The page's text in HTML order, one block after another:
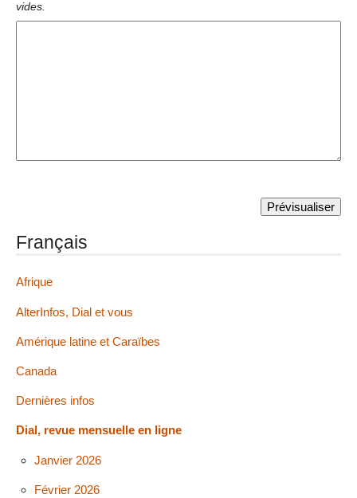
vides.
Français
Afrique
AlterInfos, Dial et vous
Amérique latine et Caraïbes
Canada
Dernières infos
Dial, revue mensuelle en ligne
Janvier 2026
Février 2026